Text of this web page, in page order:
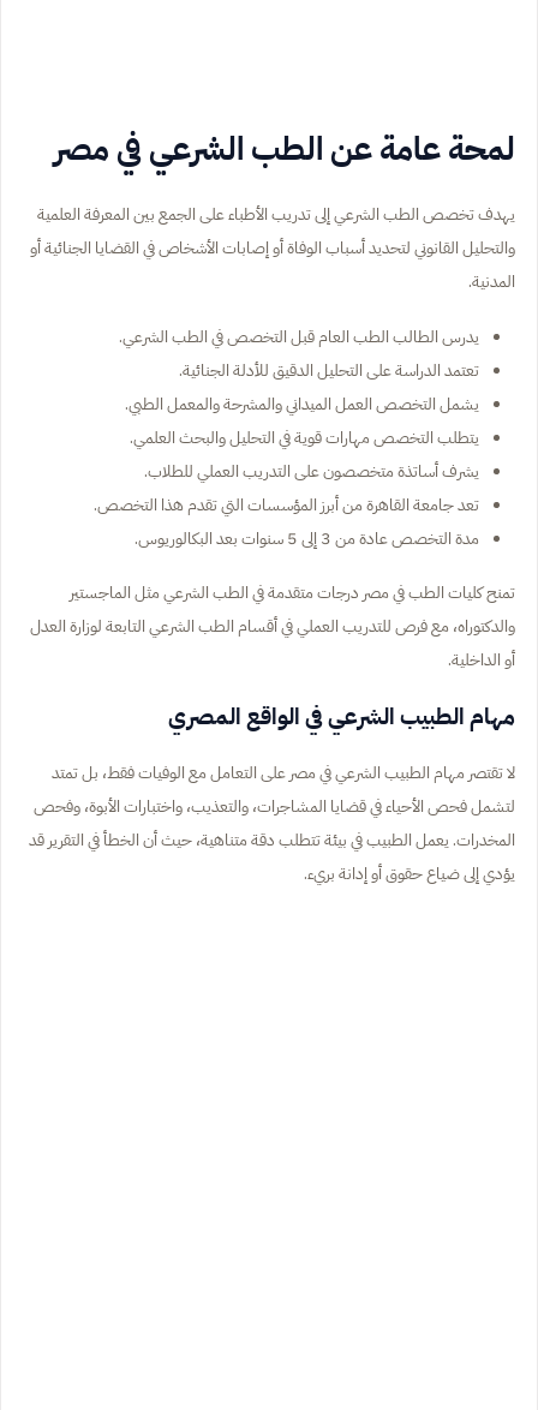
لمحة عامة عن الطب الشرعي في مصر
يهدف تخصص الطب الشرعي إلى تدريب الأطباء على الجمع بين المعرفة العلمية
والتحليل القانوني لتحديد أسباب الوفاة أو إصابات الأشخاص في القضايا الجنائية أو
المدنية.
يدرس الطالب الطب العام قبل التخصص في الطب الشرعي.
تعتمد الدراسة على التحليل الدقيق للأدلة الجنائية.
يشمل التخصص العمل الميداني والمشرحة والمعمل الطبي.
يتطلب التخصص مهارات قوية في التحليل والبحث العلمي.
يشرف أساتذة متخصصون على التدريب العملي للطلاب.
تعد جامعة القاهرة من أبرز المؤسسات التي تقدم هذا التخصص.
مدة التخصص عادة من 3 إلى 5 سنوات بعد البكالوريوس.
تمنح كليات الطب في مصر درجات متقدمة في الطب الشرعي مثل الماجستير
والدكتوراه، مع فرص للتدريب العملي في أقسام الطب الشرعي التابعة لوزارة العدل
أو الداخلية.
مهام الطبيب الشرعي في الواقع المصري
لا تقتصر مهام الطبيب الشرعي في مصر على التعامل مع الوفيات فقط، بل تمتد
لتشمل فحص الأحياء في قضايا المشاجرات، والتعذيب، واختبارات الأبوة، وفحص
المخدرات. يعمل الطبيب في بيئة تتطلب دقة متناهية، حيث أن الخطأ في التقرير قد
يؤدي إلى ضياع حقوق أو إدانة بريء.